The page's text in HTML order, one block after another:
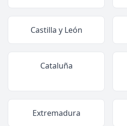
Castilla y León
Cataluña
Extremadura